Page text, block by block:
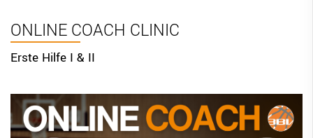
ONLINE COACH CLINIC
Erste Hilfe I & II
BBV Links
DIGITAL SCORE SHEET